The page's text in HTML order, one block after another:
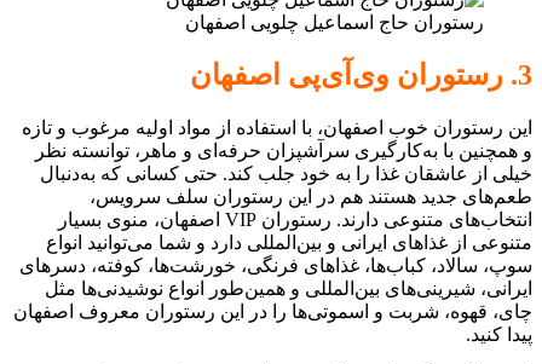
رستوران حاج اسماعیل چلویی اصفهان
3. رستوران وی‌آی‌پی اصفهان
این رستوران خوب اصفهان، با استفاده از مواد اولیه مرغوب و تازه
و همچنین با به‌کارگیری سرآشپزان حرفه‌ای و ماهر، توانسته نظر
خیلی از عاشقان غذا را به خود جلب کند. حتی کسانی که به‌دنبال
طعم‌های جدید هستند هم در این رستوران سلف سرویس،
انتخاب‌های متنوعی دارند. رستوران VIP اصفهان، منوی بسیار
متنوعی از غذاهای ایرانی و بین‌المللی دارد و شما می‌توانید انواع
سوپ، سالاد، کباب‌ها، غذاهای فرنگی، خورشت‌ها، کوفته، دسرهای
ایرانی، شیرینی‌های بین‌المللی و همین‌طور انواع نوشیدنی‌ها مثل
چای، قهوه، شربت و اسموتی‌ها را در این رستوران معروف اصفهان
پیدا کنید.